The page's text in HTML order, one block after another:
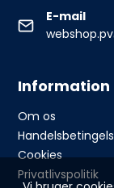
E-mail
Information
Om os
Cookies
Privatlivspolitik